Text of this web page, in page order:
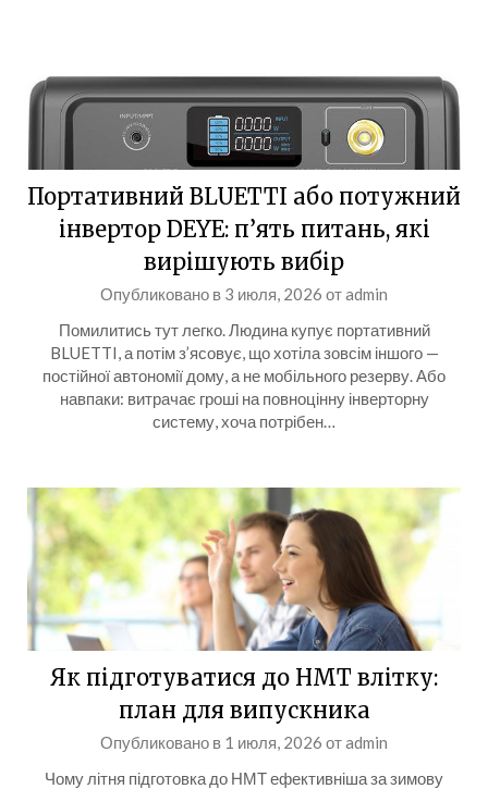
Портативний BLUETTI або потужний
інвертор DEYE: п’ять питань, які
вирішують вибір
Опубликовано в 3 июля, 2026 отadmin
Помилитись тут легко. Людина купує портативний
BLUETTI, а потім з’ясовує, що хотіла зовсім іншого —
постійної автономії дому, а не мобільного резерву. Або
навпаки: витрачає гроші на повноцінну інверторну
систему, хоча потрібен…
Як підготуватися до НМТ влітку:
план для випускника
Опубликовано в 1 июля, 2026 отadmin
Чому літня підготовка до НМТ ефективніша за зимову